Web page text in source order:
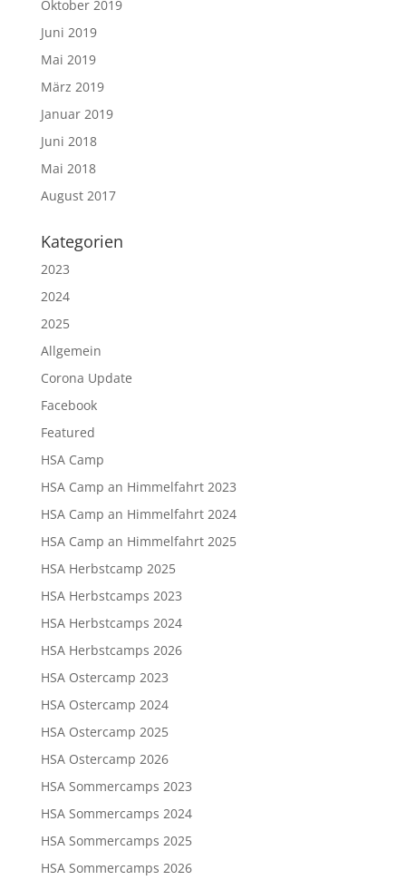
Oktober 2019
Juni 2019
Mai 2019
März 2019
Januar 2019
Juni 2018
Mai 2018
August 2017
Kategorien
2023
2024
2025
Allgemein
Corona Update
Facebook
Featured
HSA Camp
HSA Camp an Himmelfahrt 2023
HSA Camp an Himmelfahrt 2024
HSA Camp an Himmelfahrt 2025
HSA Herbstcamp 2025
HSA Herbstcamps 2023
HSA Herbstcamps 2024
HSA Herbstcamps 2026
HSA Ostercamp 2023
HSA Ostercamp 2024
HSA Ostercamp 2025
HSA Ostercamp 2026
HSA Sommercamps 2023
HSA Sommercamps 2024
HSA Sommercamps 2025
HSA Sommercamps 2026